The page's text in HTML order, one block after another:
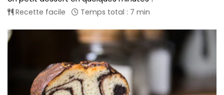
Recette facile Temps total : 7 min